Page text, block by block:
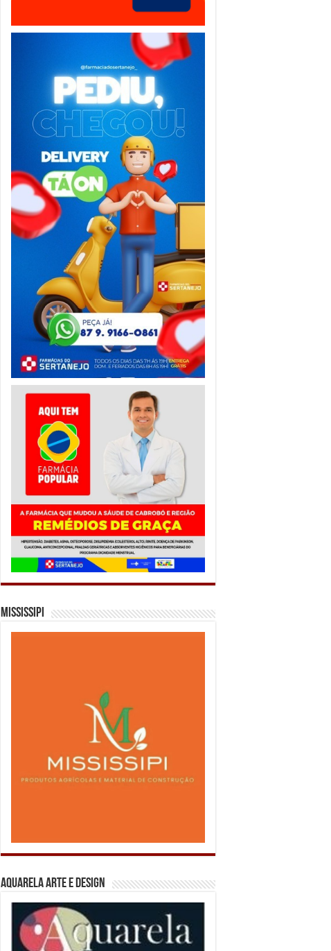
Mississipi
Aquarela Arte e Design